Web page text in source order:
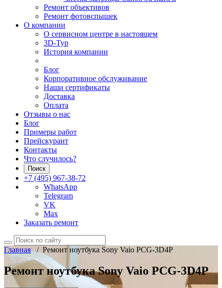
Ремонт объективов
Ремонт фотовспышек
О компании
О сервисном центре в настоящем
3D-Тур
История компании
Блог
Корпоративное обслуживание
Наши сертификаты
Доставка
Оплата
Отзывы о нас
Блог
Примеры работ
Прейскурант
Контакты
Что случилось?
Поиск
+7 (495) 967-38-72
WhatsApp
Telegram
VK
Max
Заказать ремонт
Главная/ Ремонт ноутбука Sony Vaio PCG-3D4P
Ремонт ноутбука Sony Vaio PCG-3D4P